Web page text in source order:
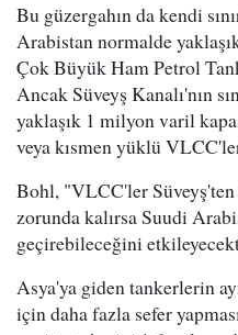
Bu güzergahın da kendi
Arabistan normalde
Çok Büyük Ham Petrol
Ancak Süveyş Kanalı'nın
yaklaşık 1 milyon varil
veya kısmen yüklü
Bohl, "VLCC'ler
zorunda kalırsa Suudi
geçirebileceğini
Asya'ya giden tankerlerin
için daha fazla sefer